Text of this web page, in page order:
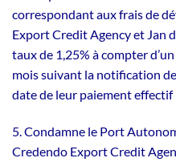
correspondant aux frais de
Export Credit Agency et Jan
taux de 1,25% à compter
mois suivant la notification
date de leur paiement effectif
5. Condamne le Port
Credendo Export Credit